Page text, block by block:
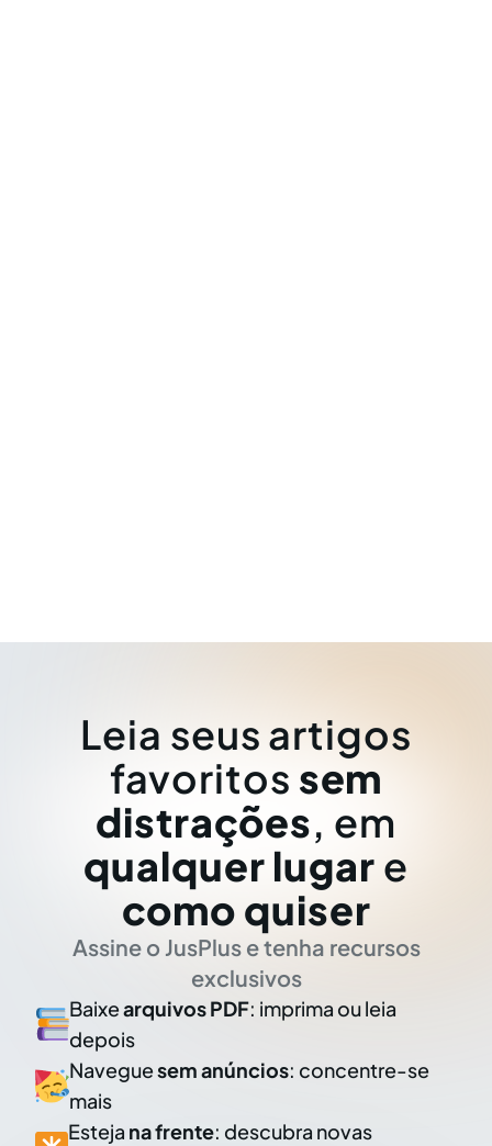
Leia seus artigos
favoritos sem
distrações, em
qualquer lugar e
como quiser
Assine o JusPlus e tenha recursos
exclusivos
Baixearquivos PDF: imprima ou leia
depois
Naveguesem anúncios: concentre-se
mais
Esteja na frente: descubra novas